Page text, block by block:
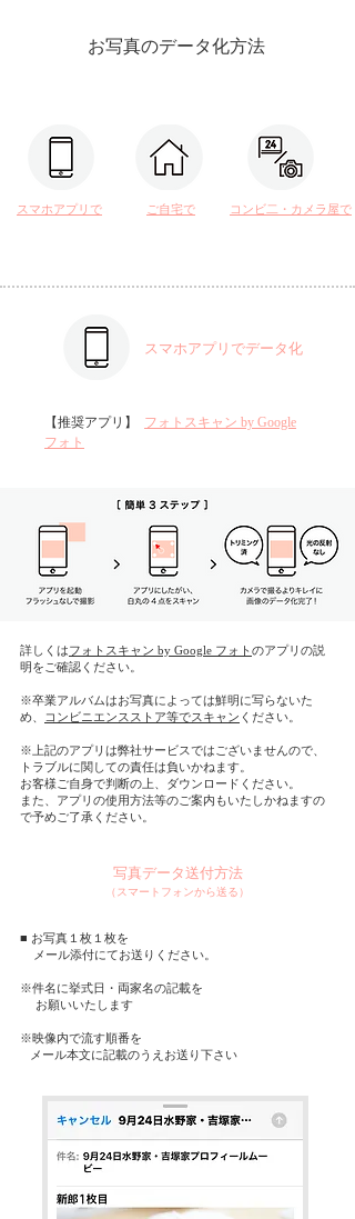
お写真のデータ化方法
スマホアプリで ご自宅で コンビ二・カメラ屋で
スマホアプリでデータ化
【推奨アプリ】 フォトスキャン by Google
フォト
詳しくはフォトスキャン by Google フォトのアプリの説
明をご確認ください。
※卒業アルバムはお写真によっては鮮明に写らないた
め、
コンビニエンスストア等でスキャン ください。
※上記のアプリは弊社サービスではございませんので、
トラブルに関しての責任は負いかねます。
お客様ご自身で判断の上、ダウンロードください。
また、アプリの使用方法等のご案内もいたしかねますの
で予めご了承ください。
写真データ送付方法
​（スマートフォンから送る）
■ お写真１枚１枚を
メール添付にてお送りください。
※件名に挙式日・両家名の記載を
お願いいたします
※映像内で流す順番を
メール本文に記載のうえお送り下さい